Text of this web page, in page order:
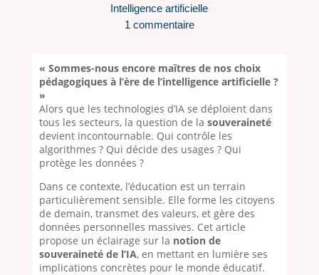
Intelligence artificielle
1 commentaire
« Sommes-nous encore maîtres de nos choix
pédagogiques à l’ère de l’intelligence artificielle ?
»
Alors que les technologies d’IA se déploient dans
tous les secteurs, la question de la souveraineté
devient incontournable. Qui contrôle les
algorithmes ? Qui décide des usages ? Qui
protège les données ?
Dans ce contexte, l’éducation est un terrain
particulièrement sensible. Elle forme les citoyens
de demain, transmet des valeurs, et gère des
données personnelles massives. Cet article
propose un éclairage sur la notion de
souveraineté de l’IA, en mettant en lumière ses
implications concrètes pour le monde éducatif.